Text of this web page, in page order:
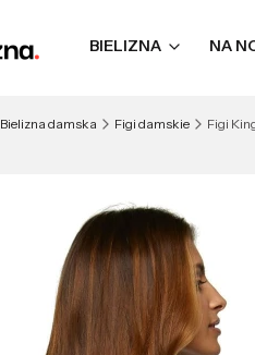
BIELIZNA NA
Bielizna damska Figi damskie Figi